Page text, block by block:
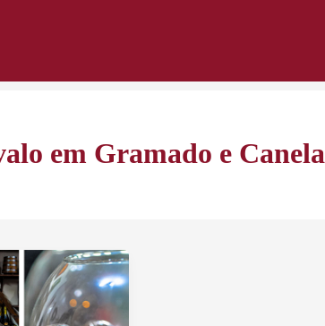
em Gramado e Canela